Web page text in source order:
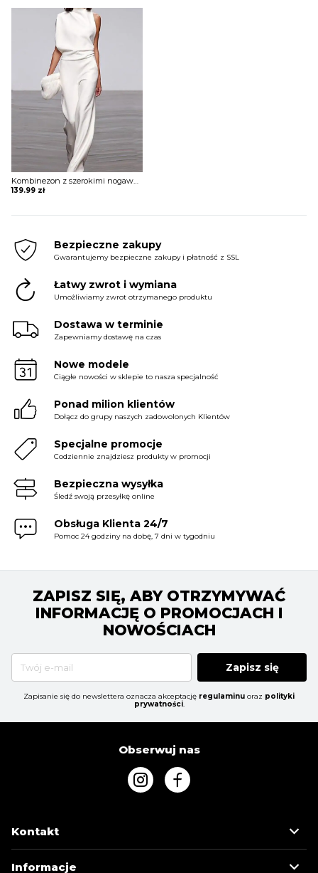
Kombinezon z szerokimi nogawkami i zabudowaną górą
139.99 zł
Bezpieczne zakupy
Gwarantujemy bezpieczne zakupy i płatność z SSL
Łatwy zwrot i wymiana
Umożliwiamy zwrot otrzymanego produktu
Dostawa w terminie
Zapewniamy dostawę na czas
Nowe modele
Ciągłe nowości w sklepie to nasza specjalność
Ponad milion klientów
Dołącz do grupy naszych zadowolonych Klientów
Specjalne promocje
Codziennie znajdziesz produkty w promocji
Bezpieczna wysyłka
Śledź swoją przesyłkę online
Obsługa Klienta 24/7
Pomoc 24 godziny na dobę, 7 dni w tygodniu
ZAPISZ SIĘ, ABY OTRZYMYWAĆ
INFORMACJĘ O PROMOCJACH I
NOWOŚCIACH
Zapisz się
Zapisanie się do newslettera oznacza akceptację regulaminu oraz polityki
prywatności.
Obserwuj nas
Kontakt
Informacje